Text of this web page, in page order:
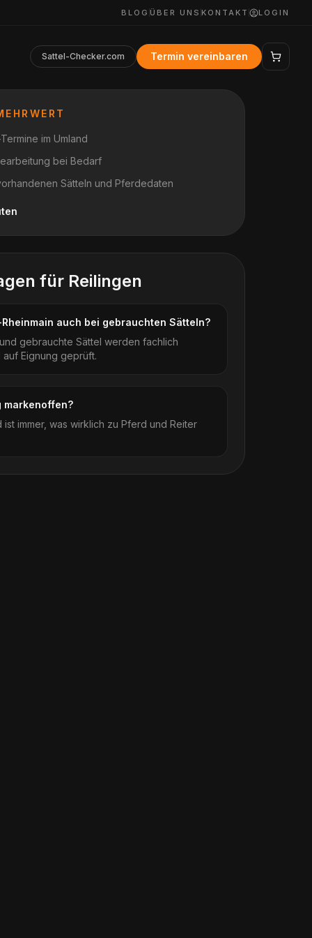
BLOG ÜBER UNS KONTAKT LOGIN
Sattel-Checker.com Termin vereinbaren
im Umland
bei Bedarf
Sätteln und Pferdedaten
für Reilingen
auch bei gebrauchten Sätteln?
gebrauchte Sättel werden fachlich
Eignung geprüft.
markenoffen?
ist immer, was wirklich zu Pferd und Reiter